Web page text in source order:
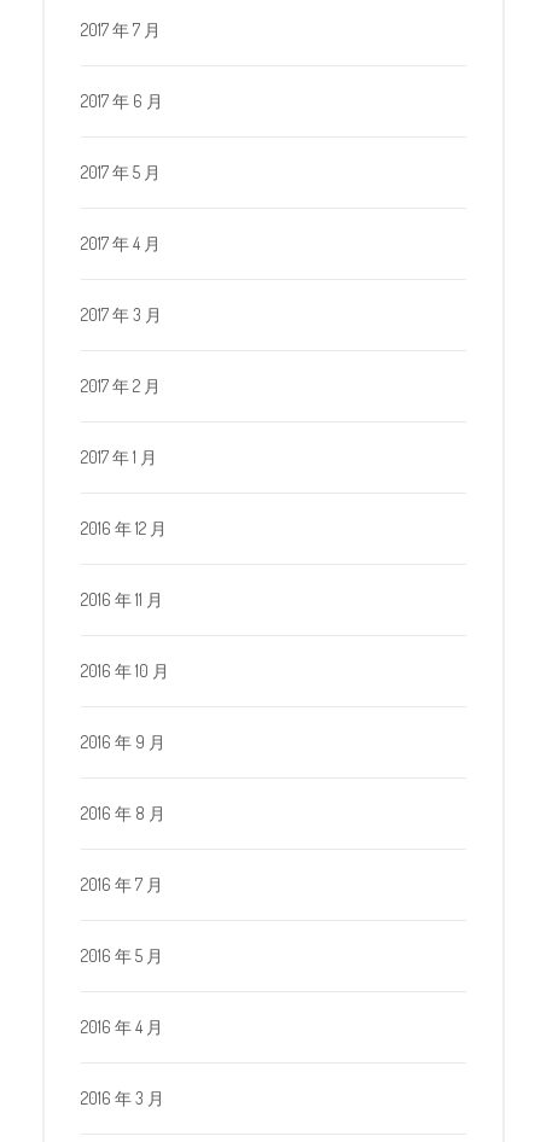
2017 年 7 月
2017 年 6 月
2017 年 5 月
2017 年 4 月
2017 年 3 月
2017 年 2 月
2017 年 1 月
2016 年 12 月
2016 年 11 月
2016 年 10 月
2016 年 9 月
2016 年 8 月
2016 年 7 月
2016 年 5 月
2016 年 4 月
2016 年 3 月